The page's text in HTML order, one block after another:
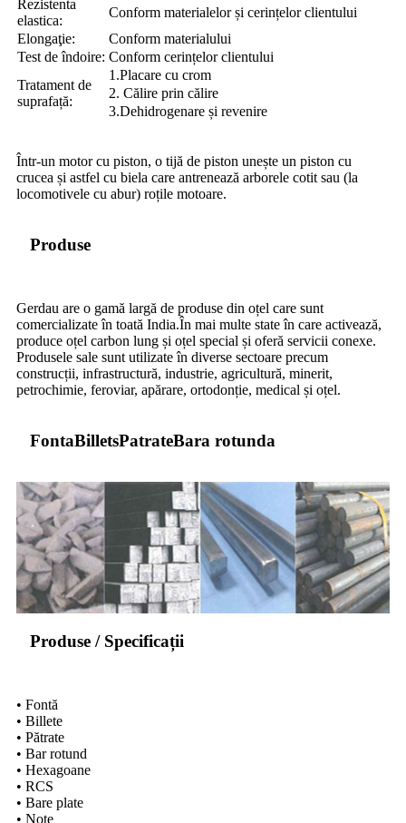
Rezistenta
elastica:
Conform materialelor și cerințelor clientului
Elongaţie:
Conform materialului
Test de îndoire: Conform cerințelor clientului
Tratament de
suprafață:
1.Placare cu crom
2. Călire prin călire
3.Dehidrogenare și revenire
Într-un motor cu piston, o tijă de piston unește un piston cu
crucea și astfel cu biela care antrenează arborele cotit sau (la
locomotivele cu abur) roțile motoare.
Produse
Gerdau are o gamă largă de produse din oțel care sunt
comercializate în toată India.În mai multe state în care activează,
produce oțel carbon lung și oțel special și oferă servicii conexe.
Produsele sale sunt utilizate în diverse sectoare precum
construcții, infrastructură, industrie, agricultură, minerit,
petrochimie, feroviar, apărare, ortodonție, medical și oțel.
FontaBilletsPatrateBara rotunda
Produse / Specificații
• Fontă
• Billete
• Pătrate
• Bar rotund
• Hexagoane
• RCS
• Bare plate
• Note